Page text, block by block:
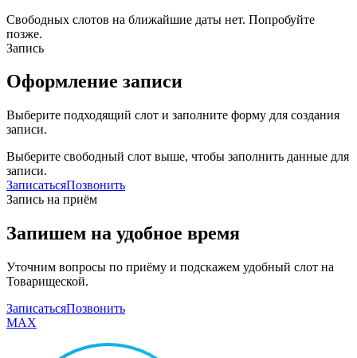
Свободных слотов на ближайшие даты нет. Попробуйте
позже.
Запись
Оформление записи
Выберите подходящий слот и заполните форму для создания
записи.
Выберите свободный слот выше, чтобы заполнить данные для
записи.
ЗаписатьсяПозвонить
Запись на приём
Запишем на удобное время
Уточним вопросы по приёму и подскажем удобный слот на
Товарищеской.
ЗаписатьсяПозвонить
MAX